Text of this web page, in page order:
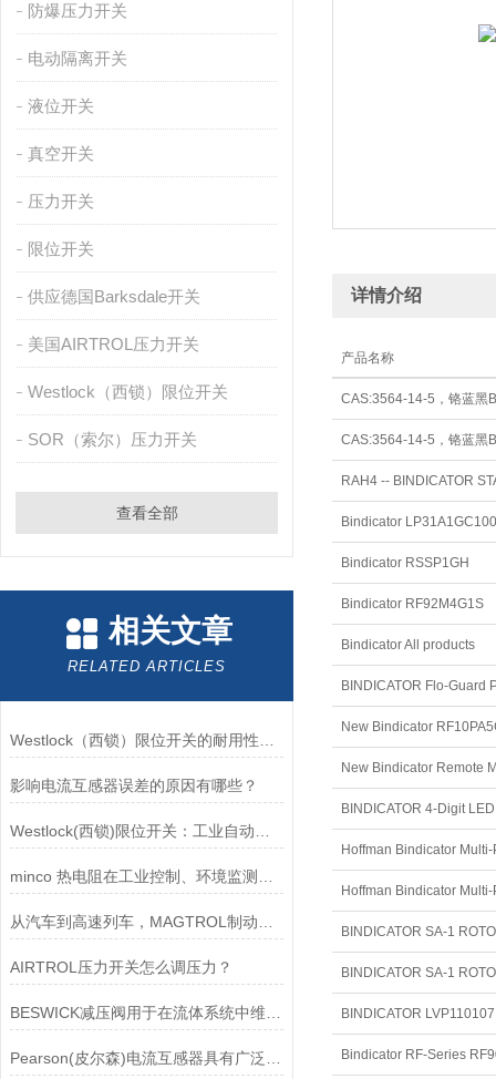
防爆压力开关
电动隔离开关
液位开关
真空开关
压力开关
限位开关
供应德国Barksdale开关
美国AIRTROL压力开关
Westlock（西锁）限位开关
SOR（索尔）压力开关
查看全部
相关文章
RELATED ARTICLES
影响电流互感器误差的原因有哪些？
AIRTROL压力开关怎么调压力？
详情介绍
产品名称
CAS:3564-14-5，铬蓝黑
CAS:3564-14-5，铬蓝黑
RAH4 -- BINDICATOR
Bindicator LP31A1GC100
Bindicator RSSP1GH
Bindicator RF92M4G1S
Bindicator All products
BINDICATOR Flo-Guard
New Bindicator
BINDICATOR 4-Digit
Hoffman Bindicator
Hoffman Bindicator
Bindicator RF-Series